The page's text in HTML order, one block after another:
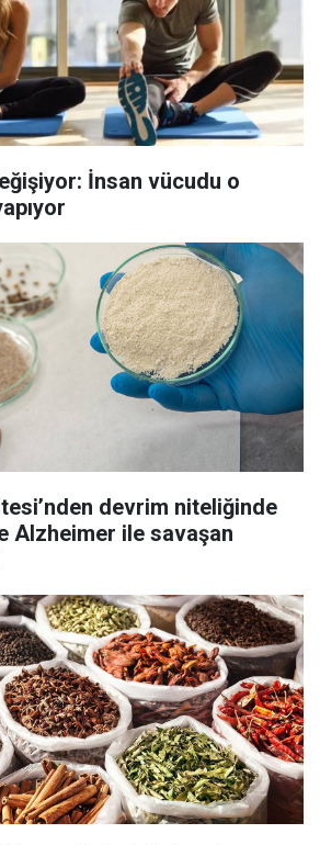
İnsan vücudu o
devrim niteliğinde
Alzheimer ile savaşan